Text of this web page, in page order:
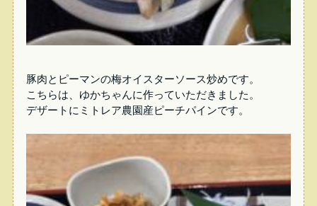
豚肉とピーマンの梅オイスターソース炒めです。
こちらは、ゆかちゃんに作っていただきました。
デザートにミトレア農園産ピーチパインです。